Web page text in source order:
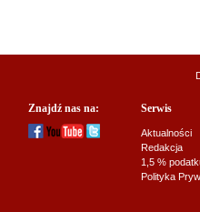
Znajdź nas na: Serwis
Aktualności
Redakcja
1,5 %
Polityka